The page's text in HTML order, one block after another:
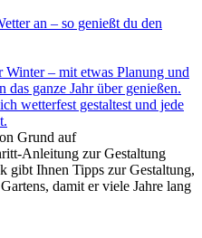
an – so genießt du den
– mit etwas Planung und
ganze Jahr über genießen.
wetterfest gestaltest und jede
Grund auf
Anleitung zur Gestaltung
gibt Ihnen Tipps zur Gestaltung,
damit er viele Jahre lang